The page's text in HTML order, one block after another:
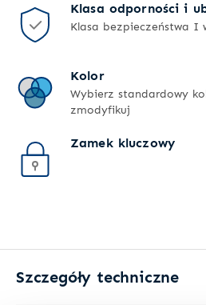
Klasa odporności i
Klasa bezpieczeństwa I
Kolor
Wybierz standardowy
zmodyfikuj
Zamek kluczowy
Szczegóły techniczne